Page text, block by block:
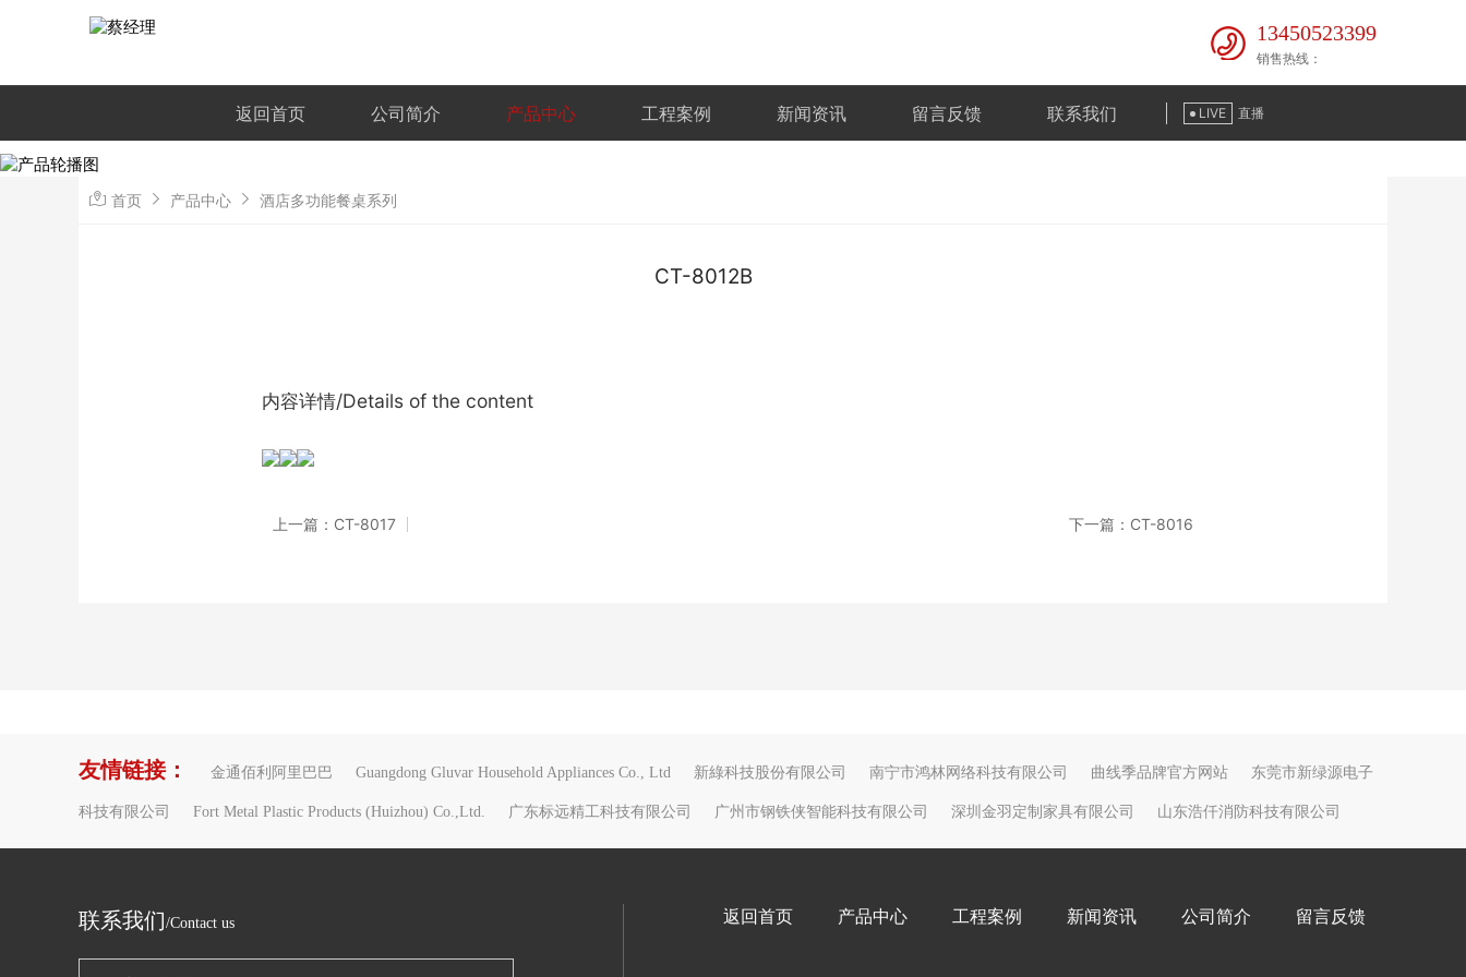
13450523399
销售热线：
返回首页 公司简介 产品中心 工程案例 新闻资讯 留言反馈 联系我们 LIVE 直播
首页 产品中心 酒店多功能餐桌系列
CT-8012B
内容详情/Details of the content
上一篇：CT-8017 下一篇：CT-8016
友情链接： 金通佰利阿里巴巴 Guangdong Gluvar Household Appliances Co., Ltd 新綠科技股份有限公司 南宁市鸿林网络科技有限公司 曲线季品牌官方网站 东莞市新绿源电子
科技有限公司 Fort Metal Plastic Products (Huizhou) Co.,Ltd. 广东标远精工科技有限公司 广州市钢铁侠智能科技有限公司 深圳金羽定制家具有限公司 山东浩仟消防科技有限公司
联系我们/Contact us 返回首页 产品中心 工程案例 新闻资讯 公司简介 留言反馈